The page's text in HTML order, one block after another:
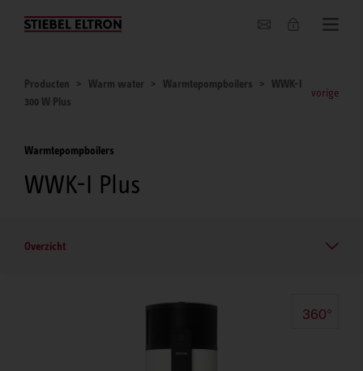
Actueel
Producten Warm water Warmtepompboilers
WWK-I
300 W Plus
vorige
Warmtepompboilers
WWK-I Plus
Overzicht
360°